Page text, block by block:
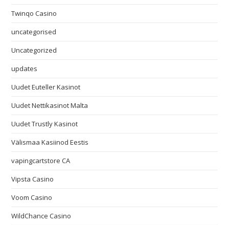
Twinqo Casino
uncategorised
Uncategorized
updates
Uudet Euteller Kasinot
Uudet Nettikasinot Malta
Uudet Trustly Kasinot
Välismaa Kasiinod Eestis
vapingcartstore CA
Vipsta Casino
Voom Casino
WildChance Casino